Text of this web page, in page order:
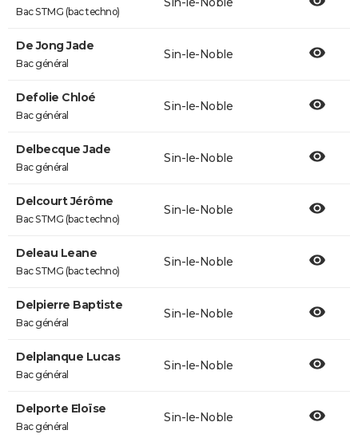
Bac STMG (bac techno)
De Jong Jade
Bac général
Sin-le-Noble
Defolie Chloé
Bac général
Sin-le-Noble
Delbecque Jade
Bac général
Sin-le-Noble
Delcourt Jérôme
Bac STMG (bac techno)
Sin-le-Noble
Deleau Leane
Bac STMG (bac techno)
Sin-le-Noble
Delpierre Baptiste
Bac général
Sin-le-Noble
Delplanque Lucas
Bac général
Sin-le-Noble
Delporte Eloïse
Bac général
Sin-le-Noble